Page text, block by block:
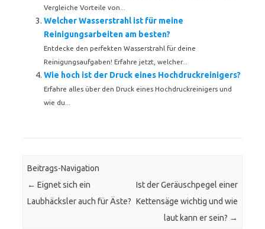
Vergleiche Vorteile von...
Welcher Wasserstrahl ist für meine
Reinigungsarbeiten am besten?
Entdecke den perfekten Wasserstrahl für deine
Reinigungsaufgaben! Erfahre jetzt, welcher...
Wie hoch ist der Druck eines Hochdruckreinigers?
Erfahre alles über den Druck eines Hochdruckreinigers und
wie du...
Beitrags-Navigation
← Eignet sich ein
Laubhäcksler auch für Äste?
Ist der Geräuschpegel einer
Kettensäge wichtig und wie
laut kann er sein? →